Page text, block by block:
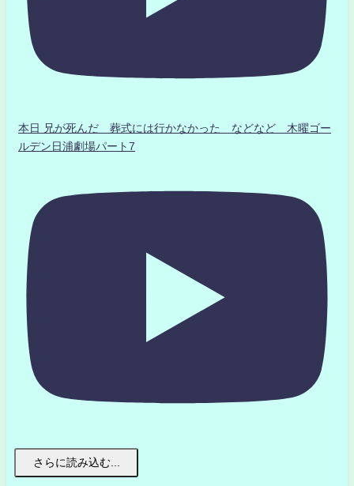
本日 兄が死んだ 葬式には行かなかった などなど 木曜ゴー
ルデン日浦劇場パート7
さらに読み込む...